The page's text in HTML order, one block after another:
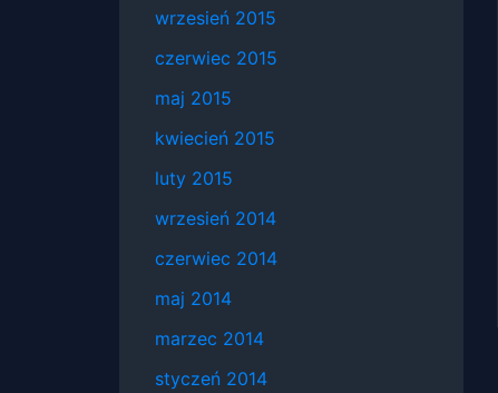
wrzesień 2015
czerwiec 2015
maj 2015
kwiecień 2015
luty 2015
wrzesień 2014
czerwiec 2014
maj 2014
marzec 2014
styczeń 2014